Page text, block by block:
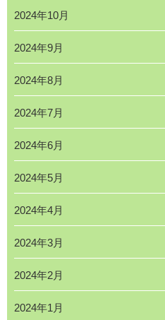
2024年10月
2024年9月
2024年8月
2024年7月
2024年6月
2024年5月
2024年4月
2024年3月
2024年2月
2024年1月